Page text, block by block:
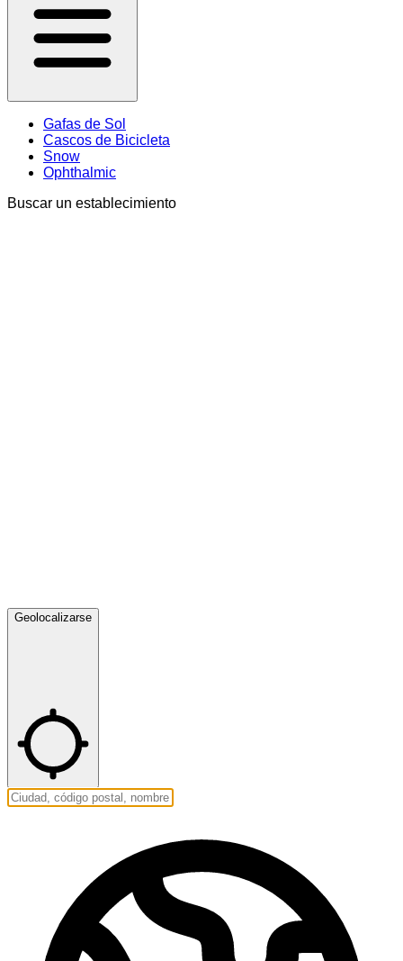
Gafas de Sol
Cascos de Bicicleta
Snow
Ophthalmic
Buscar un establecimiento
Geolocalizarse